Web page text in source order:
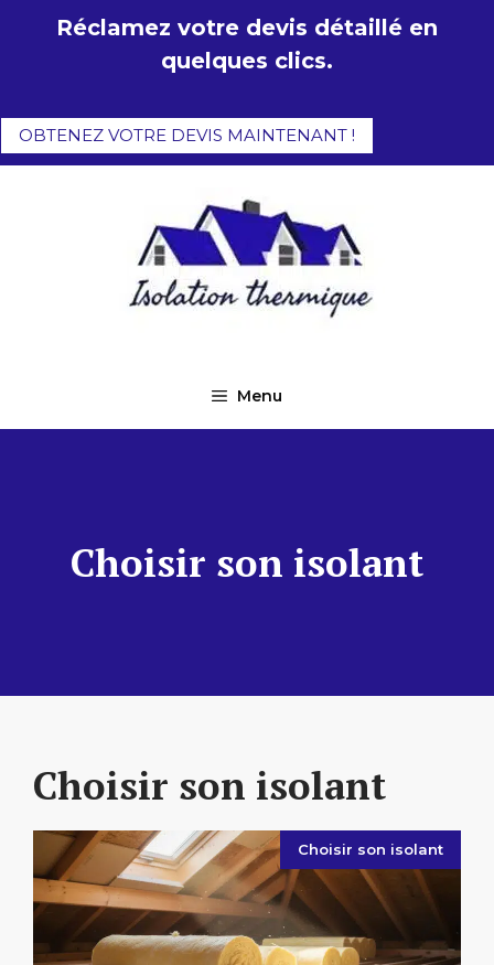
Réclamez votre devis détaillé en
quelques clics.
OBTENEZ VOTRE DEVIS MAINTENANT !
Menu
Choisir son isolant
Choisir son isolant
Choisir son isolant